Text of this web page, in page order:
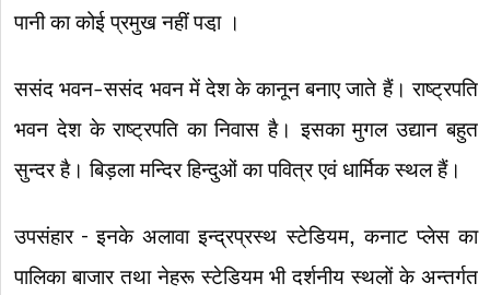
पानी का कोई प्रमुख नहीं पडा़ ।
ससंद भवन-ससंद भवन में देश के कानून बनाए जाते हैं। राष्ट्रपति
भवन देश के राष्ट्रपति का निवास है। इसका मुगल उद्यान बहुत
सुन्दर है। बिड़ला मन्दिर हिन्दुओं का पवित्र एवं धार्मिक स्थल हैं।
उपसंहार – इनके अलावा इन्द्रप्रस्थ स्टेडियम, कनाट प्लेस का
पालिका बाजार तथा नेहरू स्टेडियम भी दर्शनीय स्थलों के अन्तर्गत